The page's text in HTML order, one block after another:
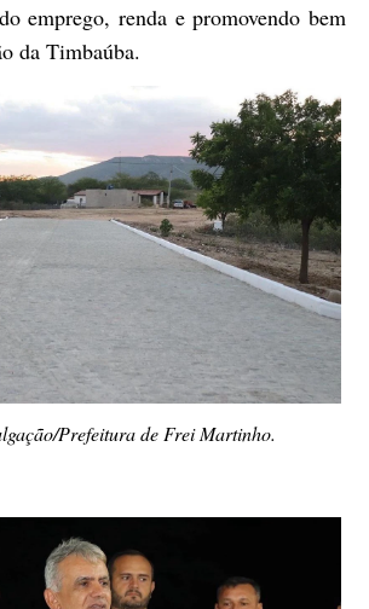
emprego, renda e promovendo bem
da Timbaúba.
Prefeitura de Frei Martinho.